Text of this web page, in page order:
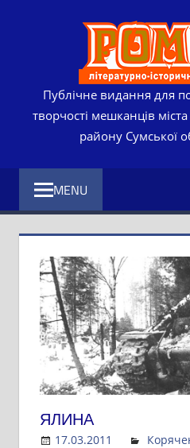
Публічне видання для
творчості мешканців
району Сумської
MENU
ЯЛИНА
17.03.2011 Admin